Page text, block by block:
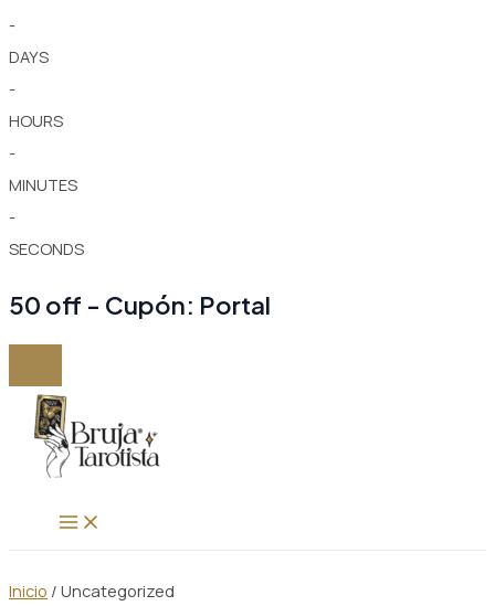
-
DAYS
-
HOURS
-
MINUTES
-
SECONDS
50 off - Cupón: Portal
contenido
MAIN
MENU
Inicio / Uncategorized